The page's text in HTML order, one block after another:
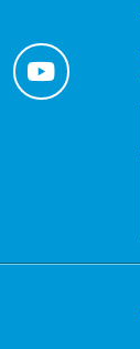
Ga
naar